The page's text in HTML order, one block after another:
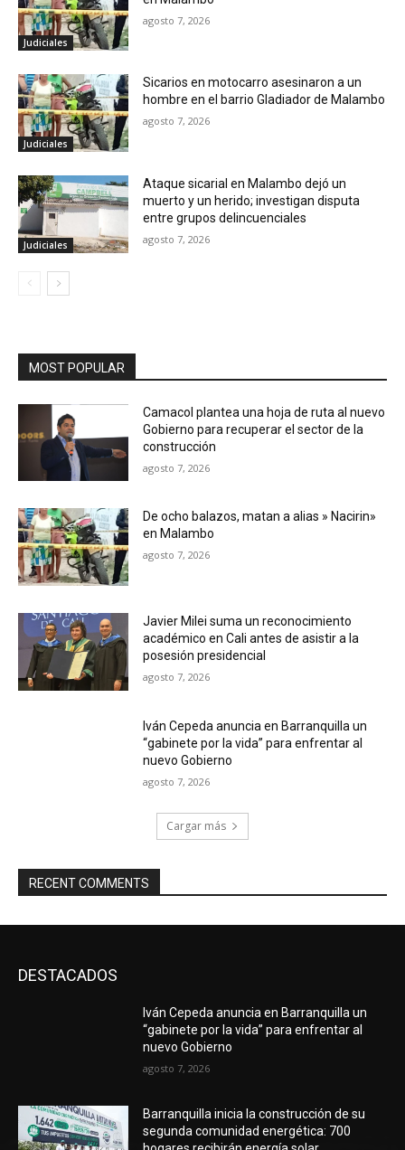
Judiciales
agosto 7, 2026
Judiciales
Sicarios en motocarro asesinaron a un
hombre en el barrio Gladiador de Malambo
agosto 7, 2026
Judiciales
Ataque sicarial en Malambo dejó un
muerto y un herido; investigan disputa
entre grupos delincuenciales
agosto 7, 2026
MOST POPULAR
Camacol plantea una hoja de ruta al nuevo
Gobierno para recuperar el sector de la
construcción
agosto 7, 2026
De ocho balazos, matan a alias » Nacirin»
en Malambo
agosto 7, 2026
Javier Milei suma un reconocimiento
académico en Cali antes de asistir a la
posesión presidencial
agosto 7, 2026
Iván Cepeda anuncia en Barranquilla un
“gabinete por la vida” para enfrentar al
nuevo Gobierno
agosto 7, 2026
Cargar más
RECENT COMMENTS
DESTACADOS
Iván Cepeda anuncia en Barranquilla un
“gabinete por la vida” para enfrentar al
nuevo Gobierno
agosto 7, 2026
Barranquilla inicia la construcción de su
segunda comunidad energética: 700